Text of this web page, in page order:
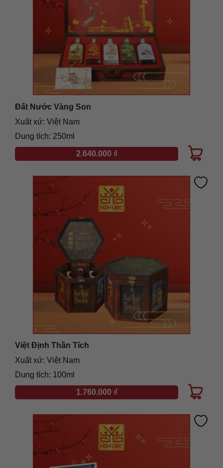
Xuất xứ: Việt Nam
Dung tích: 250ml
Đất Nước Vàng Son
2.640.000 ₫
Xuất xứ: Việt Nam
Dung tích: 100ml
Việt Định Thần Tích
1.760.000 ₫